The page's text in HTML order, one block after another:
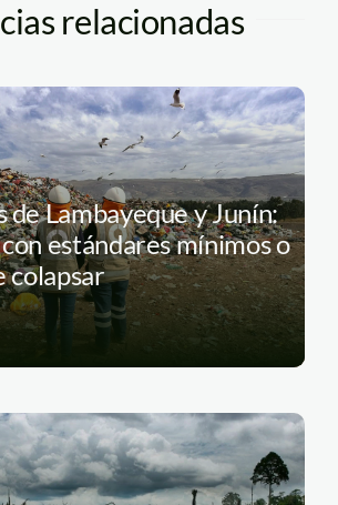
relacionadas
de Lambayeque y Junín:
estándares mínimos o
colapsar